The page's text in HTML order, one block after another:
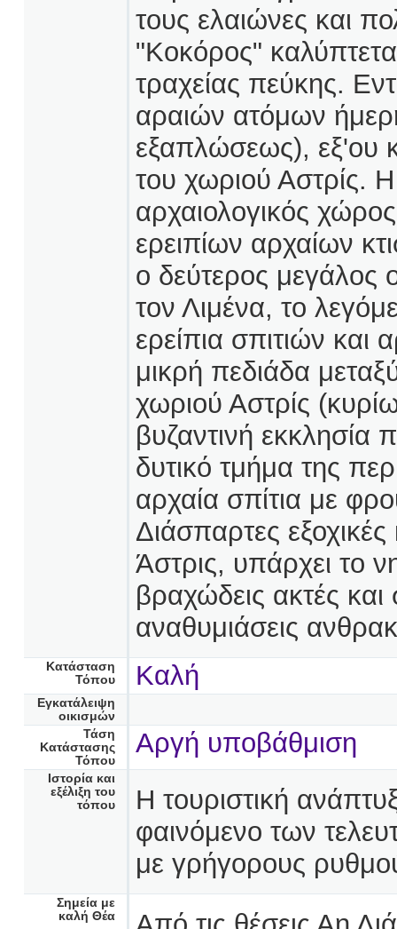
τους ελαιώνες και
"Κοκόρος"
τραχείας πεύκης.
αραιών ατόμων
εξαπλώσεως), εξ'ου
του χωριού Αστρίς.
αρχαιολογικός
ερειπίων αρχαίων
ο δεύτερος μεγάλος
τον Λιμένα, το
ερείπια σπιτιών και
μικρή πεδιάδα
χωριού Αστρίς
βυζαντινή εκκλησία
δυτικό τμήμα της
αρχαία σπίτια με
Διάσπαρτες
Άστρις, υπάρχει το
βραχώδεις ακτές
αναθυμιάσεις
Κατάσταση
Τόπου
Καλή
Εγκατάλειψη
οικισμών
Τάση
Κατάστασης
Τόπου
Αργή υποβάθμιση
Ιστορία και
εξέλιξη του
τόπου
Η τουριστική
φαινόμενο των
με γρήγορους
Σημεία με
καλή Θέα